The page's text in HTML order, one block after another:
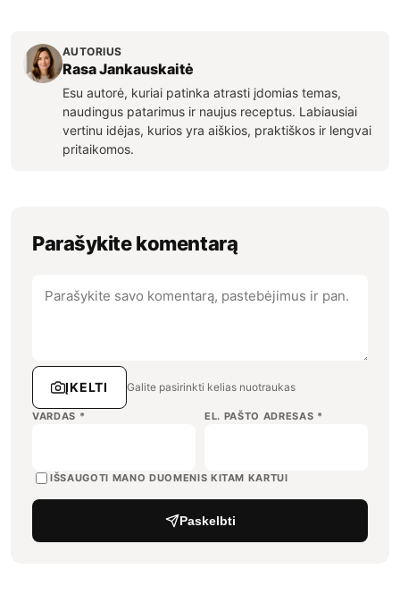
AUTORIUS
Rasa Jankauskaitė
Esu autorė, kuriai patinka atrasti įdomias temas,
naudingus patarimus ir naujus receptus. Labiausiai
vertinu idėjas, kurios yra aiškios, praktiškos ir lengvai
pritaikomos.
Parašykite komentarą
ĮKELTI Galite pasirinkti kelias nuotraukas
VARDAS * EL. PAŠTO ADRESAS *
IŠSAUGOTI MANO DUOMENIS KITAM KARTUI
Paskelbti